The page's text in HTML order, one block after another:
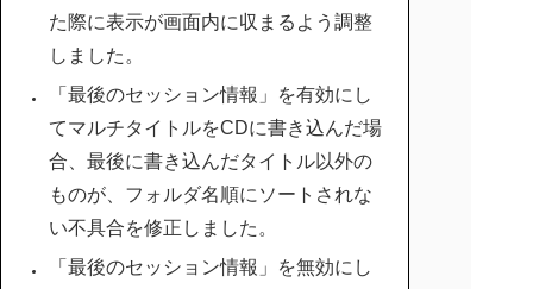
た際に表示が画面内に収まるよう調整
しました。
「最後のセッション情報」を有効にし
てマルチタイトルをCDに書き込んだ場
合、最後に書き込んだタイトル以外の
ものが、フォルダ名順にソートされな
い不具合を修正しました。
「最後のセッション情報」を無効にし